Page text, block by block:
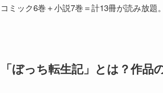
コミック6巻＋小説7巻＝計13冊が読み放題
「ぼっち転生記」とは？作品